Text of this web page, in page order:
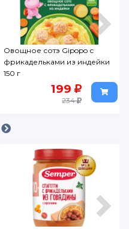
Овощное сотэ Gipopo с
фрикадельками из индейки
150 г
199
234